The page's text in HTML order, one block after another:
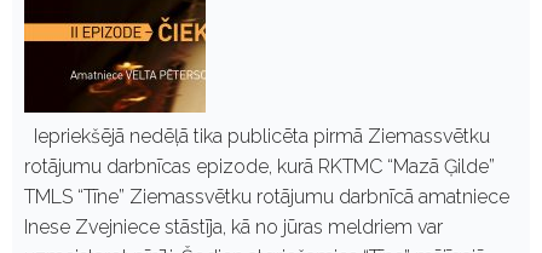
Iepriekšējā nedēļā tika publicēta pirmā Ziemassvētku
rotājumu darbnīcas epizode, kurā RKTMC “Mazā Ģilde”
TMLS “Tīne” Ziemassvētku rotājumu darbnīcā amatniece
Inese Zvejniece stāstīja, kā no jūras meldriem var